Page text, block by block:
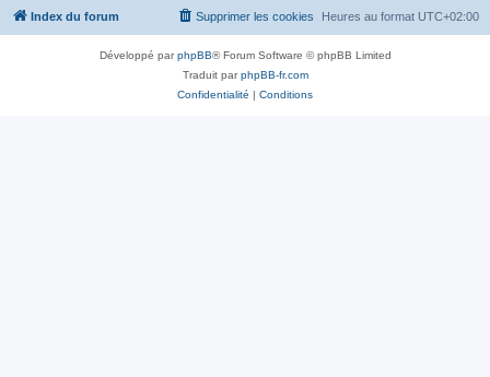
Index du forum Heures au format UTC+02:00
Supprimer les cookies
Développé parphpBB® Forum Software © phpBB Limited
Traduit parphpBB-fr.com
Confidentialité | Conditions